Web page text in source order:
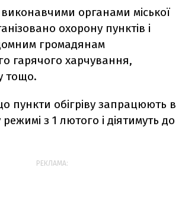
органами міської
охорону пунктів і
громадянам
гарячого харчування,
тощо.
пункти обігріву запрацюють в
з 1 лютого і діятимуть до
РЕКЛАМА: